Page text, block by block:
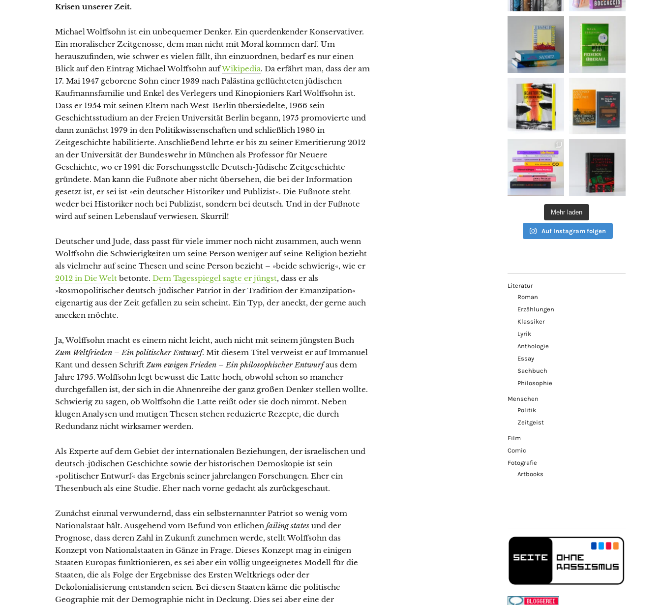
Krisen unserer Zeit.
Michael Wolffsohn ist ein unbequemer Denker. Ein querdenkender Konservativer.
Ein moralischer Zeitgenosse, dem man nicht mit Moral kommen darf. Um
herauszufinden, wie schwer es vielen fällt, ihn einzuordnen, bedarf es nur einen
Blick auf den Eintrag Michael Wolffsohn aufWikipedia. Da erfährt man, dass der am
17. Mai 1947 geborene Sohn einer 1939 nach Palästina geflüchteten jüdischen
Kaufmannsfamilie und Enkel des Verlegers und Kinopioniers Karl Wolffsohn ist.
Dass er 1954 mit seinen Eltern nach West-Berlin übersiedelte, 1966 sein
Geschichtsstudium an der Freien Universität Berlin begann, 1975 promovierte und
dann zunächst 1979 in den Politikwissenschaften und schließlich 1980 in
Zeitgeschichte habilitierte. Anschließend lehrte er bis zu seiner Emeritierung 2012
an der Universität der Bundeswehr in München als Professor für Neuere
Geschichte, wo er 1991 die Forschungsstelle Deutsch-Jüdische Zeitgeschichte
gründete. Man kann die Fußnote aber nicht übersehen, die bei der Information
gesetzt ist, er sei ist »ein deutscher Historiker und Publizist«. Die Fußnote steht
weder bei Historiker noch bei Publizist, sondern bei deutsch. Und in der Fußnote
wird auf seinen Lebenslauf verwiesen. Skurril!
Deutscher und Jude, dass passt für viele immer noch nicht zusammen, auch wenn
Wolffsohn die Schwierigkeiten um seine Person weniger auf seine Religion bezieht
als vielmehr auf seine Thesen und seine Person bezieht – »beide schwierig«, wie er
2012 in Die Welt betonte. Dem Tagesspiegel sagte er jüngst, dass er als
»kosmopolitischer deutsch-jüdischer Patriot in der Tradition der Emanzipation«
eigenartig aus der Zeit gefallen zu sein scheint. Ein Typ, der aneckt, der gerne auch
anecken möchte.
Ja, Wolffsohn macht es einem nicht leicht, auch nicht mit seinem jüngsten Buch
Zum Weltfrieden – Ein politischer Entwurf. Mit diesem Titel verweist er auf Immanuel
Kant und dessen Schrift Zum ewigen Frieden – Ein philosophischer Entwurfaus dem
Jahre 1795. Wolffsohn legt bewusst die Latte hoch, obwohl schon so mancher
durchgefallen ist, der sich in die Ahnenreihe der ganz großen Denker stellen wollte.
Schwierig zu sagen, ob Wolffsohn die Latte reißt oder sie doch nimmt. Neben
klugen Analysen und mutigen Thesen stehen reduzierte Rezepte, die durch
Redundanz nicht wirksamer werden.
Als Experte auf dem Gebiet der internationalen Beziehungen, der israelischen und
deutsch-jüdischen Geschichte sowie der historischen Demoskopie ist sein
»politischer Entwurf« das Ergebnis seiner jahrelangen Forschungen. Eher ein
Thesenbuch als eine Studie. Eher nach vorne gedacht als zurückgeschaut.
Zunächst einmal verwundernd, dass ein selbsternannter Patriot so wenig vom
Nationalstaat hält. Ausgehend vom Befund von etlichen failing states und der
Prognose, dass deren Zahl in Zukunft zunehmen werde, stellt Wolffsohn das
Konzept von Nationalstaaten in Gänze in Frage. Dieses Konzept mag in einigen
Staaten Europas funktionieren, es sei aber ein völlig ungeeignetes Modell für die
Staaten, die als Folge der Ergebnisse des Ersten Weltkriegs oder der
Dekolonialisierung entstanden seien. Bei diesen Staaten käme die politische
Geographie mit der Demographie nicht in Deckung. Dies sei aber eine der
Mehr laden
Auf Instagram folgen
Literatur
Roman
Erzählungen
Klassiker
Lyrik
Anthologie
Essay
Sachbuch
Philosophie
Menschen
Politik
Zeitgeist
Film
Comic
Fotografie
Artbooks